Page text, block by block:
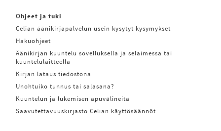
Ohjeet ja tuki
Celian äänikirjapalvelun usein kysytyt kysymykset
Hakuohjeet
Äänikirjan kuuntelu sovelluksella ja selaimessa tai
kuuntelulaitteella
Kirjan lataus tiedostona
Unohtuiko tunnus tai salasana?
Kuuntelun ja lukemisen apuvälineitä
Saavutettavuuskirjasto Celian käyttösäännöt